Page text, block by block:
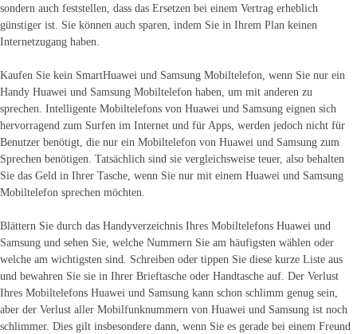
sondern auch feststellen, dass das Ersetzen bei einem Vertrag erheblich
günstiger ist. Sie können auch sparen, indem Sie in Ihrem Plan keinen
Internetzugang haben.
Kaufen Sie kein SmartHuawei und Samsung Mobiltelefon, wenn Sie nur ein
Handy Huawei und Samsung Mobiltelefon haben, um mit anderen zu
sprechen. Intelligente Mobiltelefons von Huawei und Samsung eignen sich
hervorragend zum Surfen im Internet und für Apps, werden jedoch nicht für
Benutzer benötigt, die nur ein Mobiltelefon von Huawei und Samsung zum
Sprechen benötigen. Tatsächlich sind sie vergleichsweise teuer, also behalten
Sie das Geld in Ihrer Tasche, wenn Sie nur mit einem Huawei und Samsung
Mobiltelefon sprechen möchten.
Blättern Sie durch das Handyverzeichnis Ihres Mobiltelefons Huawei und
Samsung und sehen Sie, welche Nummern Sie am häufigsten wählen oder
welche am wichtigsten sind. Schreiben oder tippen Sie diese kurze Liste aus
und bewahren Sie sie in Ihrer Brieftasche oder Handtasche auf. Der Verlust
Ihres Mobiltelefons Huawei und Samsung kann schon schlimm genug sein,
aber der Verlust aller Mobilfunknummern von Huawei und Samsung ist noch
schlimmer. Dies gilt insbesondere dann, wenn Sie es gerade bei einem Freund